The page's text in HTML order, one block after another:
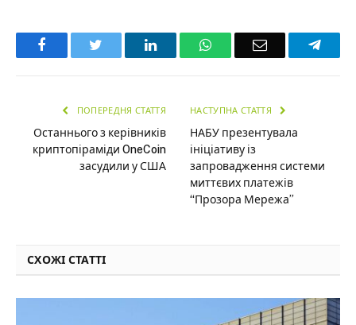
Facebook LinkedInWhatsAppEmail
ПОПЕРЕДНЯ СТАТТЯ
Останнього з керівників
криптопіраміди OneCoin
засудили у США
НАСТУПНА СТАТТЯ
НАБУ презентувала
ініціативу із
запровадження системи
миттєвих платежів
“Прозора Мережа”
СХОЖІ СТАТТІ